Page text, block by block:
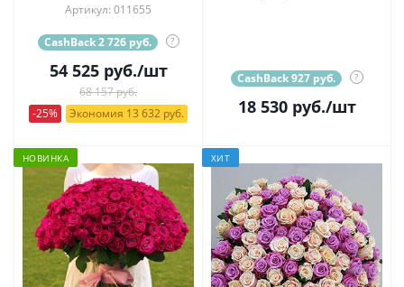
Артикул: 011655
CashBack 2 726 руб. ?
54 525руб./шт
68 157 руб.
-25%
Экономия 13 632 руб.
CashBack 927 руб. ?
18 530руб./шт
НОВИНКА ХИТ